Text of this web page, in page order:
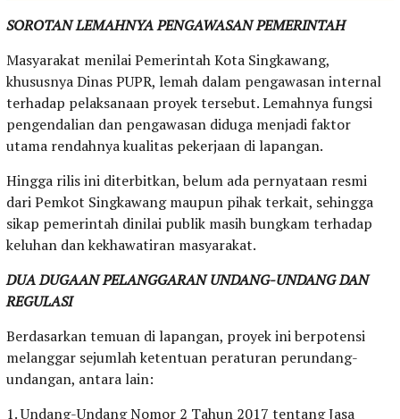
SOROTAN LEMAHNYA PENGAWASAN PEMERINTAH
Masyarakat menilai Pemerintah Kota Singkawang,
khususnya Dinas PUPR, lemah dalam pengawasan internal
terhadap pelaksanaan proyek tersebut. Lemahnya fungsi
pengendalian dan pengawasan diduga menjadi faktor
utama rendahnya kualitas pekerjaan di lapangan.
Hingga rilis ini diterbitkan, belum ada pernyataan resmi
dari Pemkot Singkawang maupun pihak terkait, sehingga
sikap pemerintah dinilai publik masih bungkam terhadap
keluhan dan kekhawatiran masyarakat.
DUA DUGAAN PELANGGARAN UNDANG-UNDANG DAN
REGULASI
Berdasarkan temuan di lapangan, proyek ini berpotensi
melanggar sejumlah ketentuan peraturan perundang-
undangan, antara lain:
1. Undang-Undang Nomor 2 Tahun 2017 tentang Jasa